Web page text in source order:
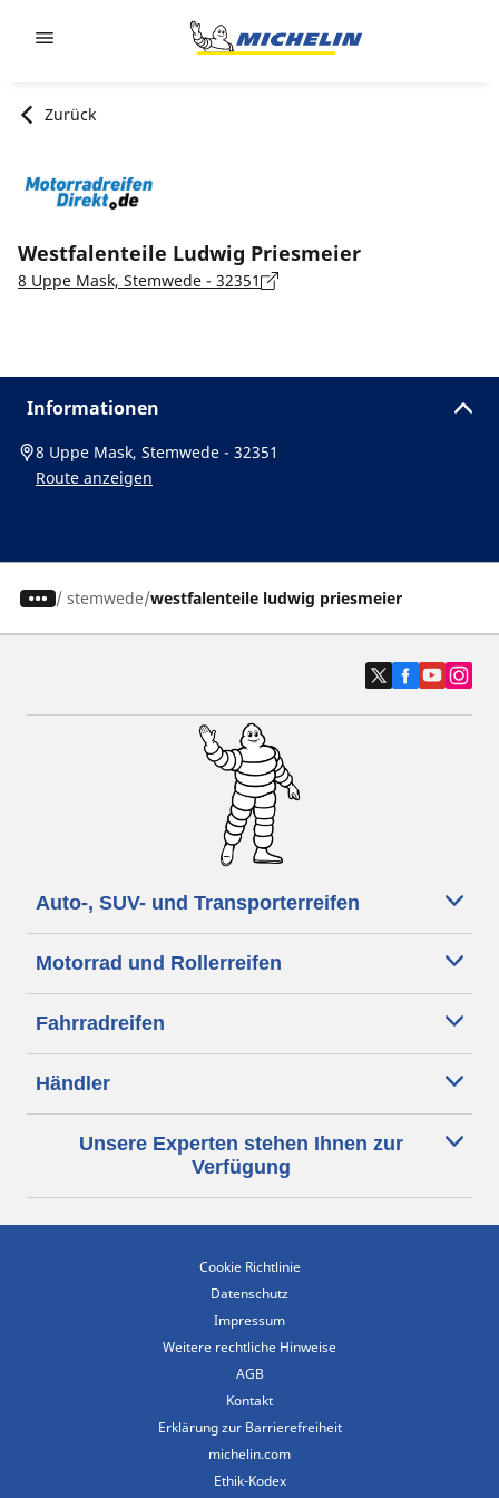
Zurück
Westfalenteile Ludwig Priesmeier
8 Uppe Mask, Stemwede - 32351
Informationen
8 Uppe Mask, Stemwede - 32351
Route anzeigen
/ stemwede westfalenteile ludwig priesmeier
Auto-, SUV- und Transporterreifen
Motorrad und Rollerreifen
Fahrradreifen
Händler
Unsere Experten stehen Ihnen zur
Verfügung
Cookie Richtlinie
Datenschutz
Impressum
Weitere rechtliche Hinweise
AGB
Kontakt
Erklärung zur Barrierefreiheit
michelin.com
Ethik-Kodex